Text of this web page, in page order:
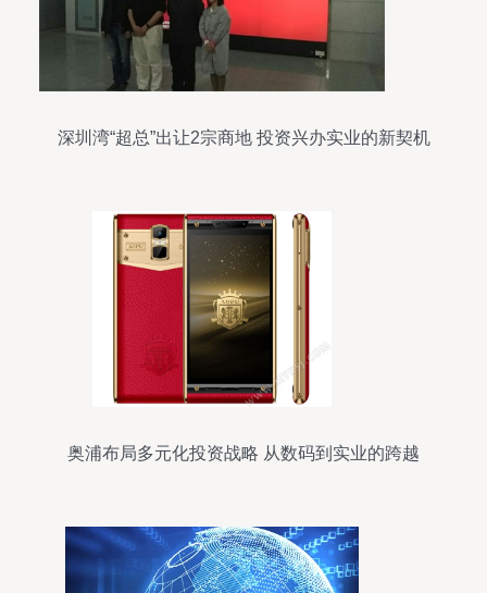
深圳湾“超总”出让2宗商地 投资兴办实业的新契机
奥浦布局多元化投资战略 从数码到实业的跨越